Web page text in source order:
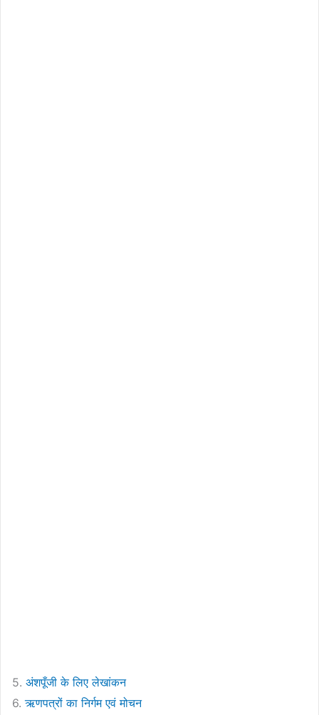
5. अंशपूँजी के लिए लेखांकन
6.ऋणपत्रों का निर्गम एवं मोचन